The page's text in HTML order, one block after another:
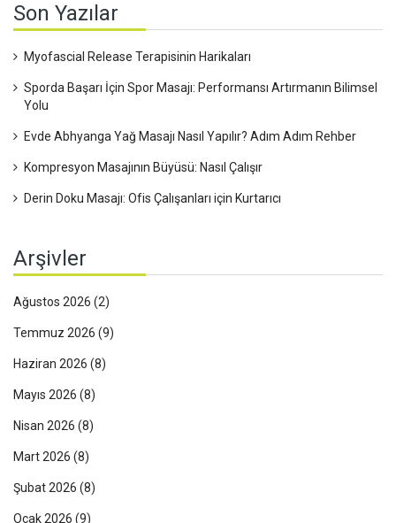
Son Yazılar
Myofascial Release Terapisinin Harikaları
Sporda Başarı İçin Spor Masajı: Performansı Artırmanın Bilimsel
Yolu
Evde Abhyanga Yağ Masajı Nasıl Yapılır? Adım Adım Rehber
Kompresyon Masajının Büyüsü: Nasıl Çalışır
Derin Doku Masajı: Ofis Çalışanları için Kurtarıcı
Arşivler
Ağustos 2026 (2)
Temmuz 2026 (9)
Haziran 2026 (8)
Mayıs 2026 (8)
Nisan 2026 (8)
Mart 2026 (8)
Şubat 2026 (8)
Ocak 2026 (9)